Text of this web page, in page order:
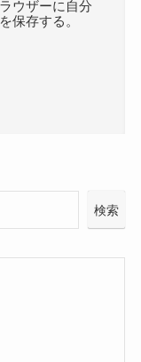
ウザーに自分
保存する。
検索